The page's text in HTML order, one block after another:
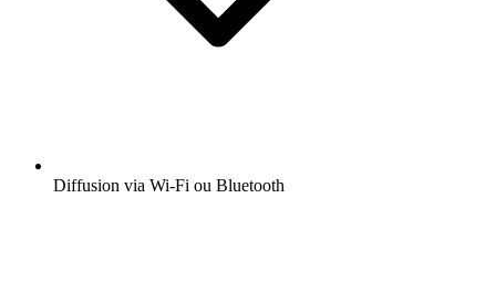
Diffusion via Wi-Fi ou Bluetooth